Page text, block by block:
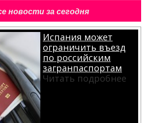
новости за сегодня
Испания может
ограничить въезд
по российским
загранпаспортам
Читать подробнее